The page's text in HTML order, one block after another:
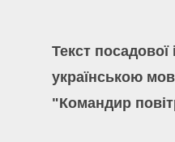
Текст посадової
українською
"Командир